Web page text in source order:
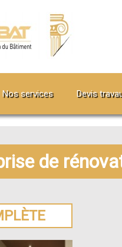
Nos services Devis
de